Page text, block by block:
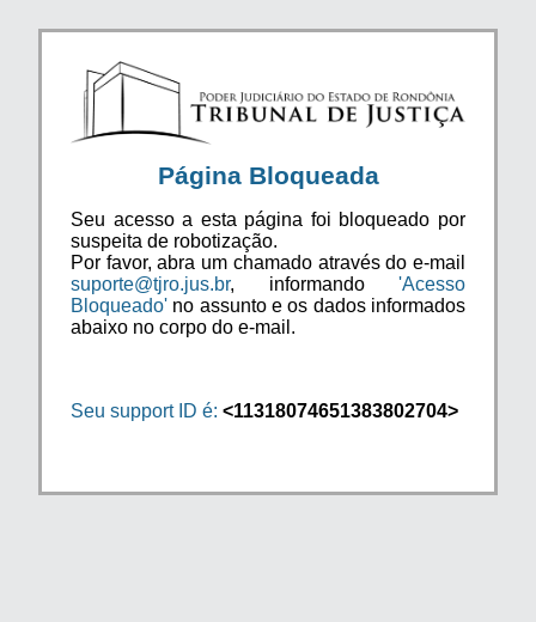
Página Bloqueada
Seu acesso a esta página foi bloqueado por
suspeita de robotização.
Por favor, abra um chamado através do e-mail
suporte@tjro.jus.br, informando 'Acesso
Bloqueado' no assunto e os dados informados
abaixo no corpo do e-mail.
Seu support ID é: <11318074651383802704>